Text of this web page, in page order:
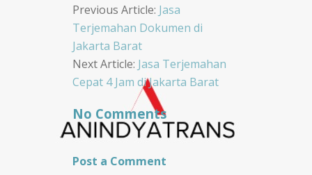
Post
navigation
Previous Article: Jasa
Terjemahan Dokumen di
Jakarta Barat
Next Article: Jasa Terjemahan
Cepat 4 Jam di Jakarta Barat
No Comments
Post a Comment